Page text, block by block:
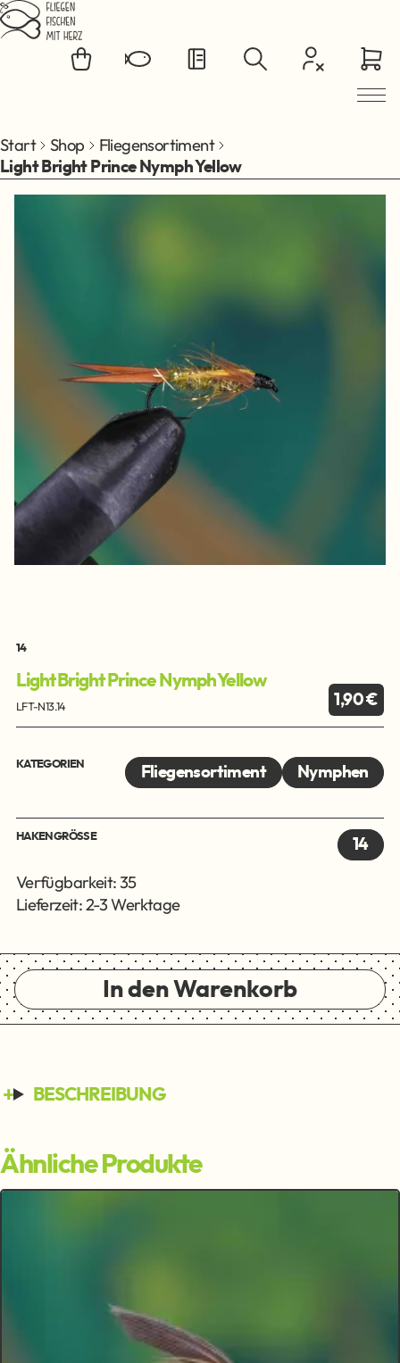
Zum Hauptinhalt springen
Start Shop Fliegensortiment
Light Bright Prince Nymph Yellow
14
Light Bright Prince Nymph Yellow
LFT-N13.14 1,90 €
KATEGORIEN Fliegensortiment Nymphen
HAKENGRÖSSE 14
Verfügbarkeit: 35
Lieferzeit: 2-3 Werktage
In den Warenkorb
BESCHREIBUNG
Ähnliche Produkte